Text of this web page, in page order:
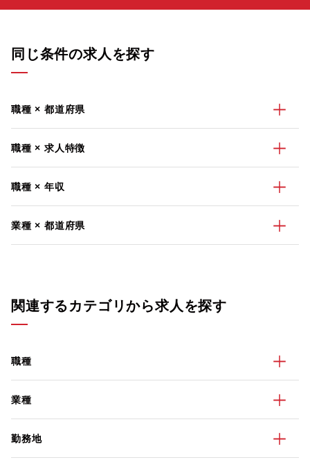
同じ条件の求人を探す
職種 × 都道府県
職種 × 求人特徴
職種 × 年収
業種 × 都道府県
関連するカテゴリから求人を探す
職種
業種
勤務地